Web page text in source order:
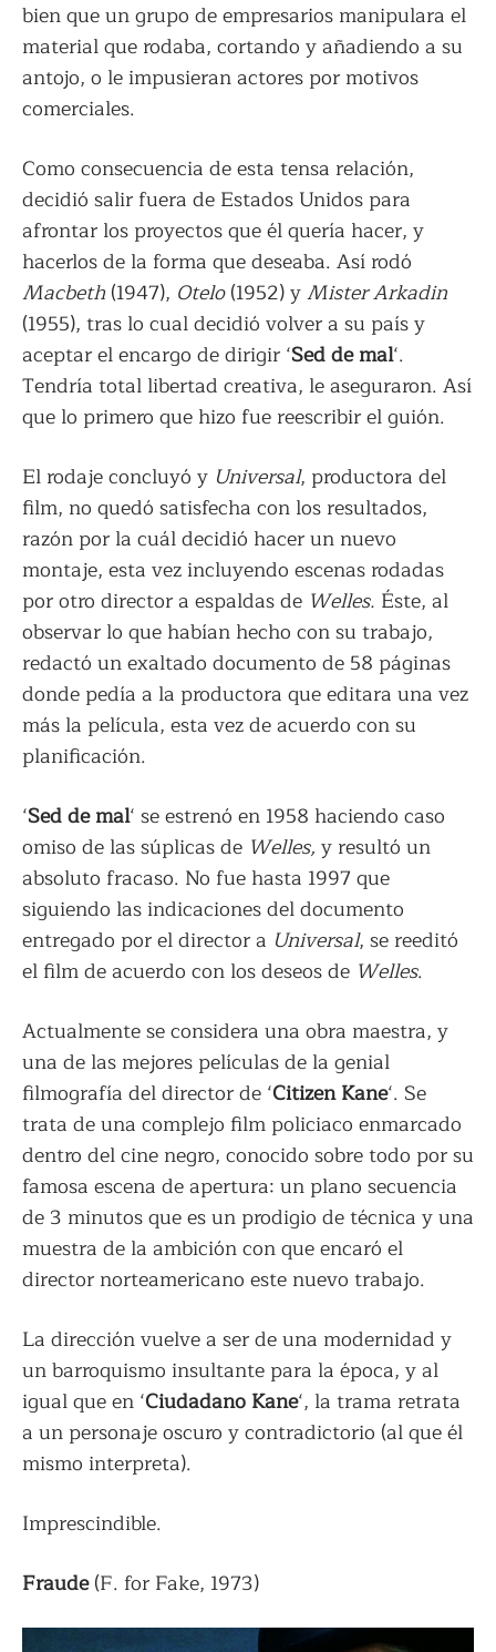
bien que un grupo de empresarios manipulara el
material que rodaba, cortando y añadiendo a su
antojo, o le impusieran actores por motivos
comerciales.
Como consecuencia de esta tensa relación,
decidió salir fuera de Estados Unidos para
afrontar los proyectos que él quería hacer, y
hacerlos de la forma que deseaba. Así rodó
Macbeth (1947), Otelo(1952) yMister Arkadin
(1955), tras lo cual decidió volver a su país y
aceptar el encargo de dirigir ‘Sed de mal‘.
Tendría total libertad creativa, le aseguraron. Así
que lo primero que hizo fue reescribir el guión.
El rodaje concluyó y Universal, productora del
film, no quedó satisfecha con los resultados,
razón por la cuál decidió hacer un nuevo
montaje, esta vez incluyendo escenas rodadas
por otro director a espaldas de Welles. Éste, al
observar lo que habían hecho con su trabajo,
redactó un exaltado documento de 58 páginas
donde pedía a la productora que editara una vez
más la película, esta vez de acuerdo con su
planificación.
‘Sed de mal‘ se estrenó en 1958 haciendo caso
omiso de las súplicas de Welles, y resultó un
absoluto fracaso. No fue hasta 1997 que
siguiendo las indicaciones del documento
entregado por el director a Universal, se reeditó
el film de acuerdo con los deseos de Welles.
Actualmente se considera una obra maestra, y
una de las mejores películas de la genial
filmografía del director de ‘Citizen Kane‘. Se
trata de una complejo film policiaco enmarcado
dentro del cine negro, conocido sobre todo por su
famosa escena de apertura: un plano secuencia
de 3 minutos que es un prodigio de técnica y una
muestra de la ambición con que encaró el
director norteamericano este nuevo trabajo.
La dirección vuelve a ser de una modernidad y
un barroquismo insultante para la época, y al
igual que en ‘Ciudadano Kane‘, la trama retrata
a un personaje oscuro y contradictorio (al que él
mismo interpreta).
Imprescindible.
Fraude(F. for Fake, 1973)